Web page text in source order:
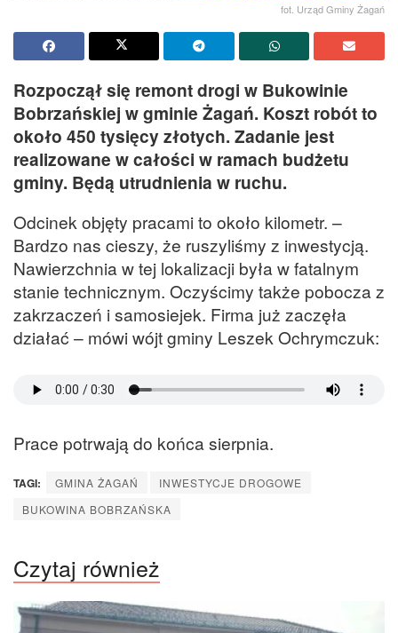
fot. Urząd Gminy Żagań
Rozpoczął się remont drogi w Bukowinie
Bobrzańskiej w gminie Żagań. Koszt robót to
około 450 tysięcy złotych. Zadanie jest
realizowane w całości w ramach budżetu
gminy. Będą utrudnienia w ruchu.
Odcinek objęty pracami to około kilometr. –
Bardzo nas cieszy, że ruszyliśmy z inwestycją.
Nawierzchnia w tej lokalizacji była w fatalnym
stanie technicznym. Oczyścimy także pobocza z
zakrzaczeń i samosiejek. Firma już zaczęła
działać – mówi wójt gminy Leszek Ochrymczuk:
Prace potrwają do końca sierpnia.
TAGI: GMINA ŻAGAŃ
INWESTYCJE DROGOWE
BUKOWINA BOBRZAŃSKA
Czytaj również